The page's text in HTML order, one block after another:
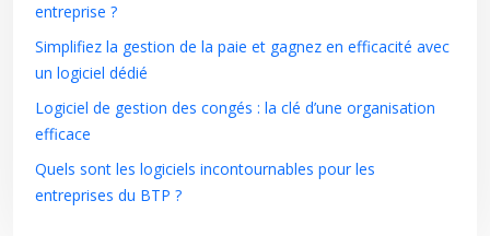
entreprise ?
Simplifiez la gestion de la paie et gagnez en efficacité avec
un logiciel dédié
Logiciel de gestion des congés : la clé d’une organisation
efficace
Quels sont les logiciels incontournables pour les
entreprises du BTP ?